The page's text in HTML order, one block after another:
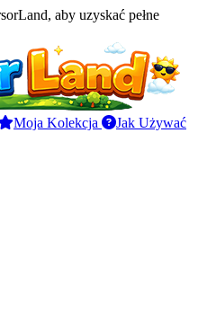
aby uzyskać pełne
Moja Kolekcja
Jak Używać